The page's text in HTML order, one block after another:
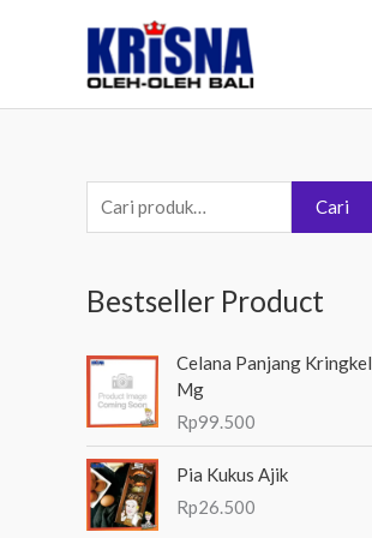
e
c
a
n
u
Cari
Bestseller Product
Celana Panjang Kringkel
Mg
Rp99.500
Pia Kukus Ajik
Rp26.500